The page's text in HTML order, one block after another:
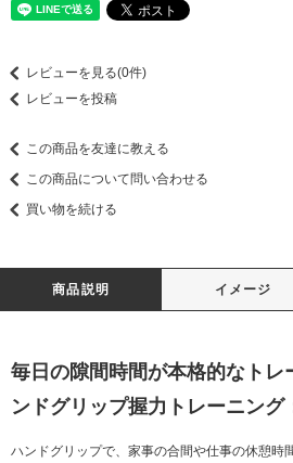
レビューを見る(0件)
レビューを投稿
この商品を友達に教える
この商品について問い合わせる
買い物を続ける
商品説明 イメージ
毎日の隙間時間が本格的なトレ
ンドグリップ握力トレーニング
ハンドグリップで、家事の合間や仕事の休憩時